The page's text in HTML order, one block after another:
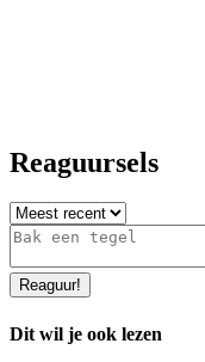
Reaguursels
Reaguur!
Dit wil je ook lezen